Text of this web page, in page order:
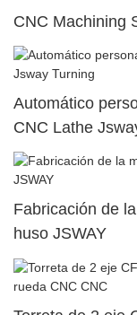
CNC Machining
Automático
CNC Lathe
Fabricación de
huso JSWAY